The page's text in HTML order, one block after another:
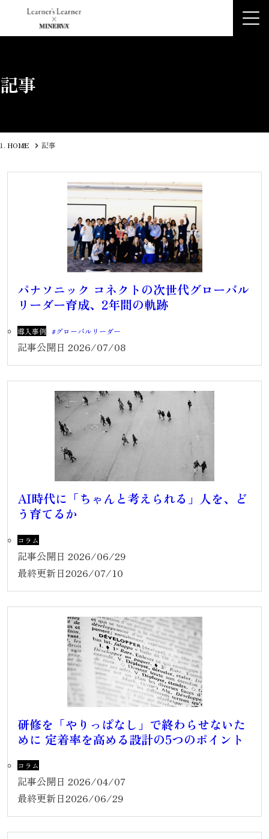
記事
HOME 記事
パナソニック コネクトの次世代グローバル
リーダー育成、2年間の軌跡
導入事例 グローバルリーダー
記事公開日 2026/07/08
AI時代に「ちゃんと考えられる」人を、ど
う育てるか
コラム
記事公開日 2026/06/29
最終更新日2026/07/10
研修を「やりっぱなし」で終わらせないた
めに 定着率を高める設計の5つのポイント
コラム
記事公開日 2026/04/07
最終更新日2026/06/29